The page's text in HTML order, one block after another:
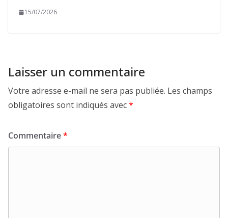
15/07/2026
Laisser un commentaire
Votre adresse e-mail ne sera pas publiée. Les champs
obligatoires sont indiqués avec*
Commentaire*